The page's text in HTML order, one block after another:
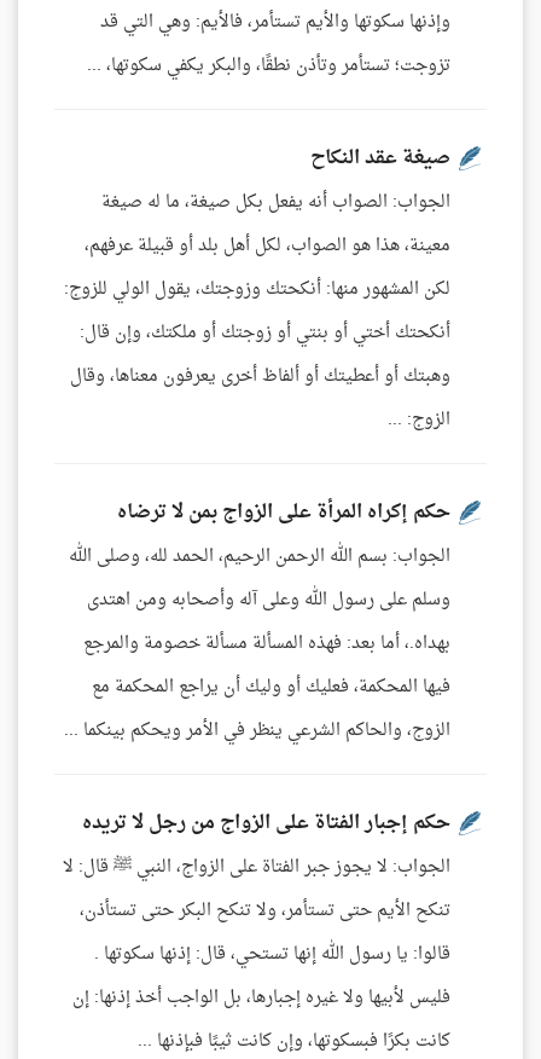
وإذنها سكوتها والأيم تستأمر، فالأيم: وهي التي قد
تزوجت؛ تستأمر وتأذن نطقًا، والبكر يكفي سكوتها، ...
صيغة عقد النكاح
الجواب: الصواب أنه يفعل بكل صيغة، ما له صيغة
معينة، هذا هو الصواب، لكل أهل بلد أو قبيلة عرفهم،
لكن المشهور منها: أنكحتك وزوجتك، يقول الولي للزوج:
أنكحتك أختي أو بنتي أو زوجتك أو ملكتك، وإن قال:
وهبتك أو أعطيتك أو ألفاظ أخرى يعرفون معناها، وقال
الزوج: ...
حكم إكراه المرأة على الزواج بمن لا ترضاه
الجواب: بسم الله الرحمن الرحيم، الحمد لله، وصلى الله
وسلم على رسول الله وعلى آله وأصحابه ومن اهتدى
بهداه.، أما بعد: فهذه المسألة مسألة خصومة والمرجع
فيها المحكمة، فعليك أو وليك أن يراجع المحكمة مع
الزوج، والحاكم الشرعي ينظر في الأمر ويحكم بينكما ...
حكم إجبار الفتاة على الزواج من رجل لا تريده
الجواب: لا يجوز جبر الفتاة على الزواج، النبي ﷺ قال: لا
تنكح الأيم حتى تستأمر، ولا تنكح البكر حتى تستأذن،
قالوا: يا رسول الله إنها تستحي، قال: إذنها سكوتها .
فليس لأبيها ولا غيره إجبارها، بل الواجب أخذ إذنها: إن
كانت بكرًا فبسكوتها، وإن كانت ثيبًا فبإذنها ...